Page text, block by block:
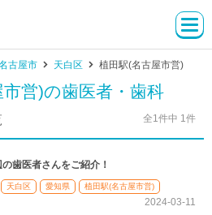
古屋市 天白区 植田駅(名古屋市営)
営)の歯医者・歯科
全1件中 1件
歯医者さんをご紹介！
天白区 愛知県 植田駅(名古屋市営)
2024-03-11